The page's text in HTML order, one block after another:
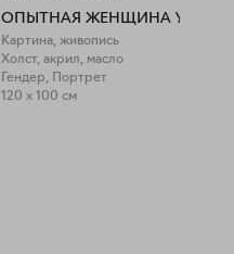
Картина, живопись
Холст, акрил, масло
Гендер, Портрет
120 x 100 см